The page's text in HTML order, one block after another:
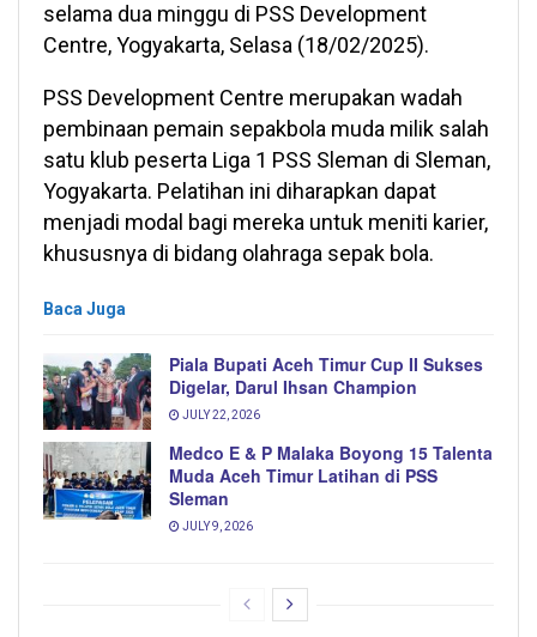
selama dua minggu di PSS Development
Centre, Yogyakarta, Selasa (18/02/2025).
PSS Development Centre merupakan wadah
pembinaan pemain sepakbola muda milik salah
satu klub peserta Liga 1 PSS Sleman di Sleman,
Yogyakarta. Pelatihan ini diharapkan dapat
menjadi modal bagi mereka untuk meniti karier,
khususnya di bidang olahraga sepak bola.
Baca Juga
Piala Bupati Aceh Timur Cup II Sukses
Digelar, Darul Ihsan Champion
JULY 22, 2026
Medco E & P Malaka Boyong 15 Talenta
Muda Aceh Timur Latihan di PSS
Sleman
JULY 9, 2026